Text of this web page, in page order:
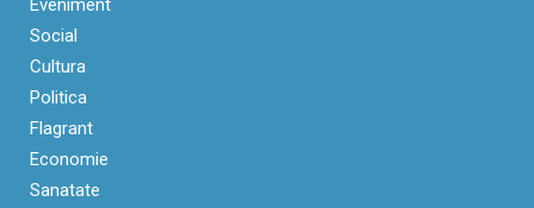
Social
Cultura
Politica
Flagrant
Economie
Sanatate